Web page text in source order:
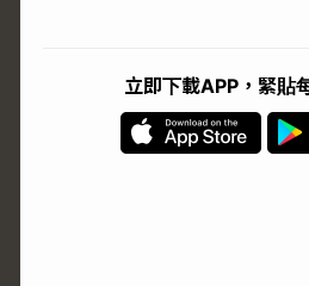
立即下載APP，緊貼